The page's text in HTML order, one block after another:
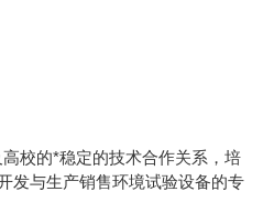
的*稳定的技术合作关系，培
发与生产销售环境试验设备的专